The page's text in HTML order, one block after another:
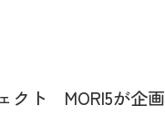
クト MORI5が企